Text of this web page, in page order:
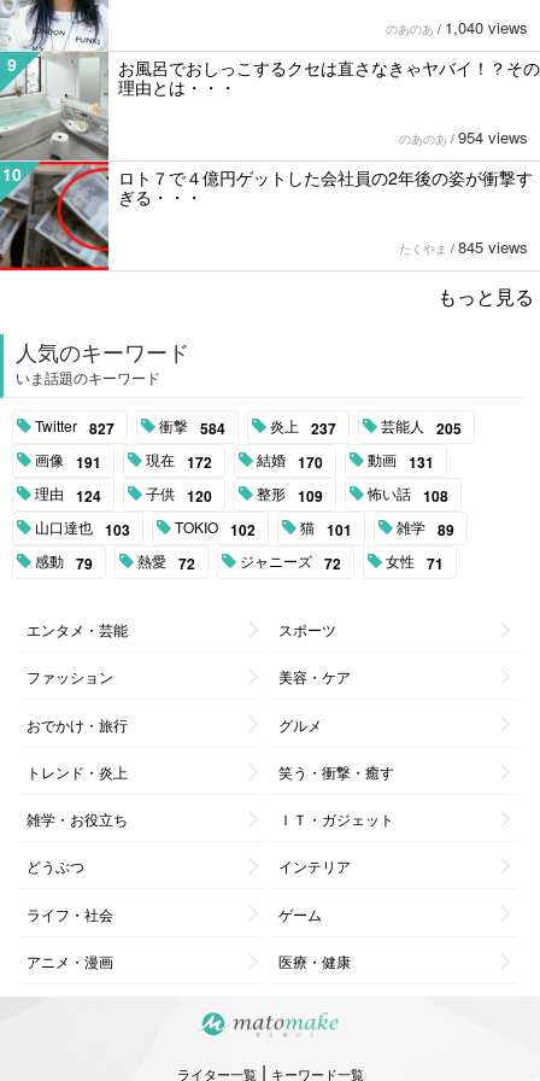
のあのあ / 1,040 views
9
お風呂でおしっこするクセは直さなきゃヤバイ！？その
理由とは・・・
のあのあ / 954 views
10
ロト７で４億円ゲットした会社員の2年後の姿が衝撃す
ぎる・・・
たくやま / 845 views
もっと見る
人気のキーワード
いま話題のキーワード
Twitter 827 衝撃 584 炎上 237 芸能人 205
画像 191 現在 172 結婚 170 動画 131
理由 124 子供 120 整形 109 怖い話 108
山口達也 103 TOKIO 102 猫 101 雑学 89
感動 79 熱愛 72 ジャニーズ 72 女性 71
エンタメ・芸能 スポーツ
ファッション 美容・ケア
おでかけ・旅行 グルメ
トレンド・炎上 笑う・衝撃・癒す
雑学・お役立ち ＩＴ・ガジェット
どうぶつ インテリア
ライフ・社会 ゲーム
アニメ・漫画 医療・健康
ライター一覧| キーワード一覧